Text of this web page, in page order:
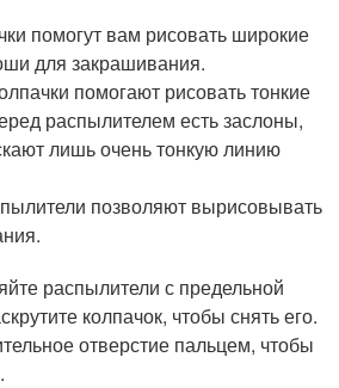
помогут вам рисовать широкие
для закрашивания.
помогают рисовать тонкие
распылителем есть заслоны,
лишь очень тонкую линию
позволяют вырисовывать
распылители с предельной
колпачок, чтобы снять его.
отверстие пальцем, чтобы